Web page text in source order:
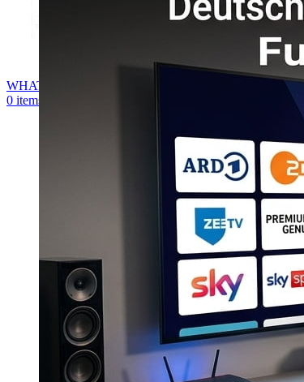
WHATSAPP
0 items